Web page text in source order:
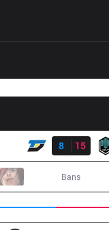
8
15
Bans